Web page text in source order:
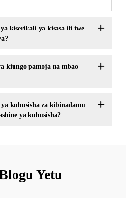
kiserikali ya kisasa ili iwe
kiungo pamoja na mbao
kuhusisha za kibinadamu
ya kuhusisha?
Yetu